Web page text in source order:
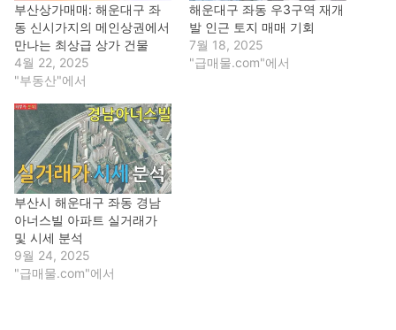
부산상가매매: 해운대구 좌
동 신시가지의 메인상권에서
만나는 최상급 상가 건물
4월 22, 2025
"부동산"에서
해운대구 좌동 우3구역 재개
발 인근 토지 매매 기회
7월 18, 2025
"급매물.com"에서
부산시 해운대구 좌동 경남
아너스빌 아파트 실거래가
및 시세 분석
9월 24, 2025
"급매물.com"에서